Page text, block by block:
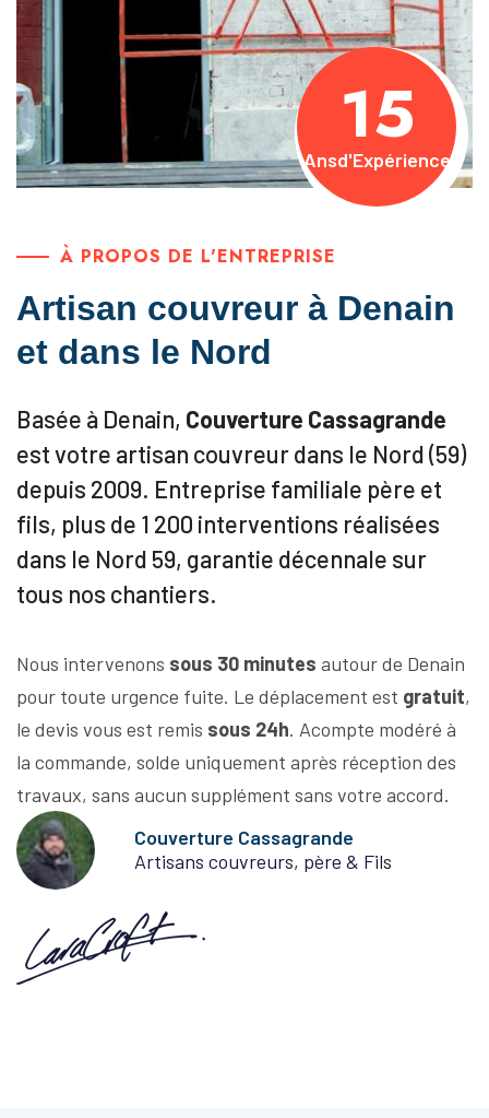
15
Ansd'Expérience
À PROPOS DE L'ENTREPRISE
Artisan couvreur à Denain
et dans le Nord
Basée à Denain, Couverture Cassagrande
est votre artisan couvreur dans le Nord (59)
depuis 2009. Entreprise familiale père et
fils, plus de 1 200 interventions réalisées
dans le Nord 59, garantie décennale sur
tous nos chantiers.
Nous intervenons sous 30 minutes autour de Denain
pour toute urgence fuite. Le déplacement est gratuit,
le devis vous est remis sous 24h. Acompte modéré à
la commande, solde uniquement après réception des
travaux, sans aucun supplément sans votre accord.
Couverture Cassagrande
Artisans couvreurs, père & Fils